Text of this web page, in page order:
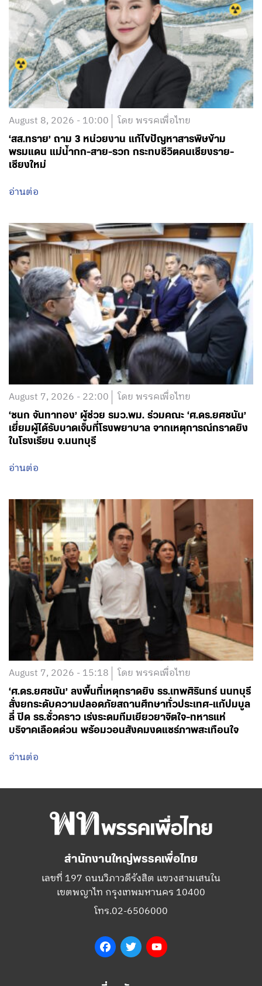
August 8, 2026 - 10:00 โดย พรรคเพื่อไทย
‘สส.ทราย’ ถาม 3 หน่วยงาน แก้ไขปัญหาสารพิษข้าม
พรมแดน แม่น้ำกก-สาย-รวก กระทบชีวิตคนเชียงราย-
เชียงใหม่
อ่านต่อ
August 7, 2026 - 22:00 โดย พรรคเพื่อไทย
‘ชนก จันทาทอง’ ผู้ช่วย รมว.พม. ร่วมคณะ ‘ศ.ดร.ยศชนัน’
เยี่ยมผู้ได้รับบาดเจ็บที่โรงพยาบาล จากเหตุการณ์กราดยิง
ในโรงเรียน จ.นนทบุรี
อ่านต่อ
August 7, 2026 - 15:18 โดย พรรคเพื่อไทย
‘ศ.ดร.ยศชนัน’ ลงพื้นที่เหตุกราดยิง รร.เทพศิรินทร์ นนทบุรี
สั่งยกระดับความปลอดภัยสถานศึกษาทั่วประเทศ-แก้ปมบูล
ลี่ ปิด รร.ชั่วคราว เร่งระดมทีมเยียวยาจิตใจ-ทหารแห่
บริจาคเลือดด่วน พร้อมวอนสังคมงดแชร์ภาพสะเทือนใจ
อ่านต่อ
สำนักงานใหญ่พรรคเพื่อไทย
เลขที่ 197 ถนนวิภาวดีรังสิต แขวงสามเสนใน
เขตพญาไท กรุงเทพมหานคร 10400
โทร.02-6506000
FacebookTwitter